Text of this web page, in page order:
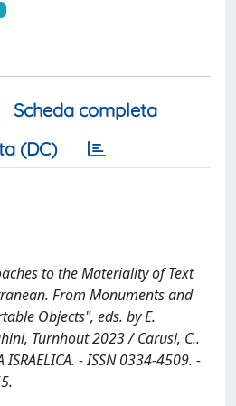
Scheda completa
(DC)
to the Materiality of Text
From Monuments and
Objects", eds. by E.
Turnhout 2023 / Carusi, C..
ISRAELICA. - ISSN 0334-4509. -